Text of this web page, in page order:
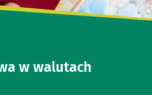
w walutach